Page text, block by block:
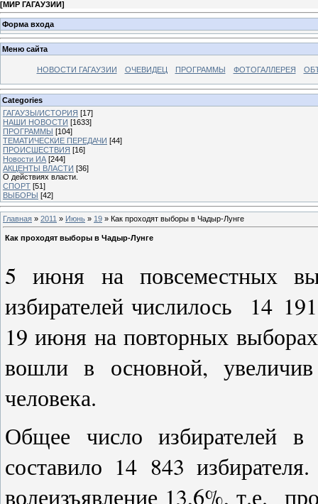
[МИР ГАГАУЗИИ]
Форма входа
Меню сайта
НОВОСТИ ГАГАУЗИИ ОЧЕВИДЕЦ ПРОГРАММЫ ФОТОГАЛЛЕРЕЯ
Categories
ГАГАУЗЫ/ИСТОРИЯ [17]
НАШИ НОВОСТИ [1633]
ПРОГРАММЫ [104]
ТЕМАТИЧЕСКИЕ ПЕРЕДАЧИ [44]
ПРОИСШЕСТВИЯ [16]
Новости ИА [244]
АКЦЕНТЫ ВЛАСТИ [36]
О действиях власти.
СПОРТ [51]
ВЫБОРЫ [42]
Главная » 2011 » Июнь » 19 » Как проходят выборы в Чадыр-Лунге
Как проходят выборы в Чадыр-Лунге
5 июня на повсеместных
избирателей числилось 14
19 июня на повторных
вошли в основной,
человека.
Общее число избирателей
составило 14 843
волеизъявление 13,6%, т.е.